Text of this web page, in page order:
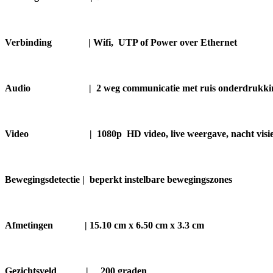
Verbinding | Wifi, UTP of Power over Ethernet
Audio | 2 weg communicatie met ruis
Video | 1080p HD video, live weergave, nacht
Bewegingsdetectie | beperkt instelbare bewegingszones
Afmetingen | 15.10 cm x 6.50 cm x 3.3 cm
Gezichtsveld | 200 graden